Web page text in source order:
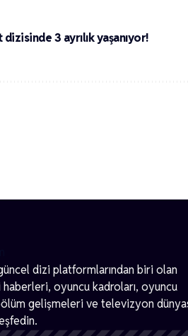
3 ayrılık yaşanıyor!
dizi platformlarından biri olan
haberleri, oyuncu kadroları, oyuncu
gelişmeleri ve televizyon